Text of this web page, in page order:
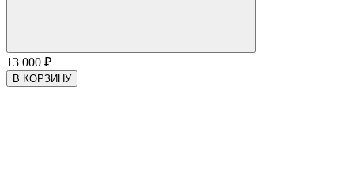
13 000 ₽
В КОРЗИНУ